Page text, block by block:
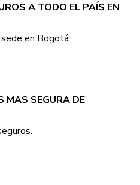
A TODO EL PAÍS EN
en Bogotá.
MAS SEGURA DE